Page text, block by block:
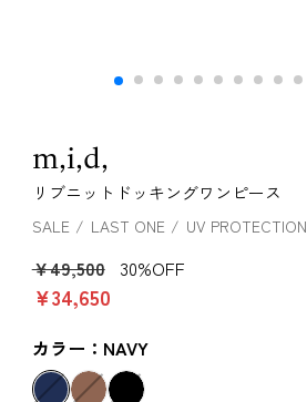
m,i,d,
リブニットドッキングワンピース
SALE LAST ONE UV PROTECTION
￥49,500 30%OFF
￥34,650
カラー：NAVY